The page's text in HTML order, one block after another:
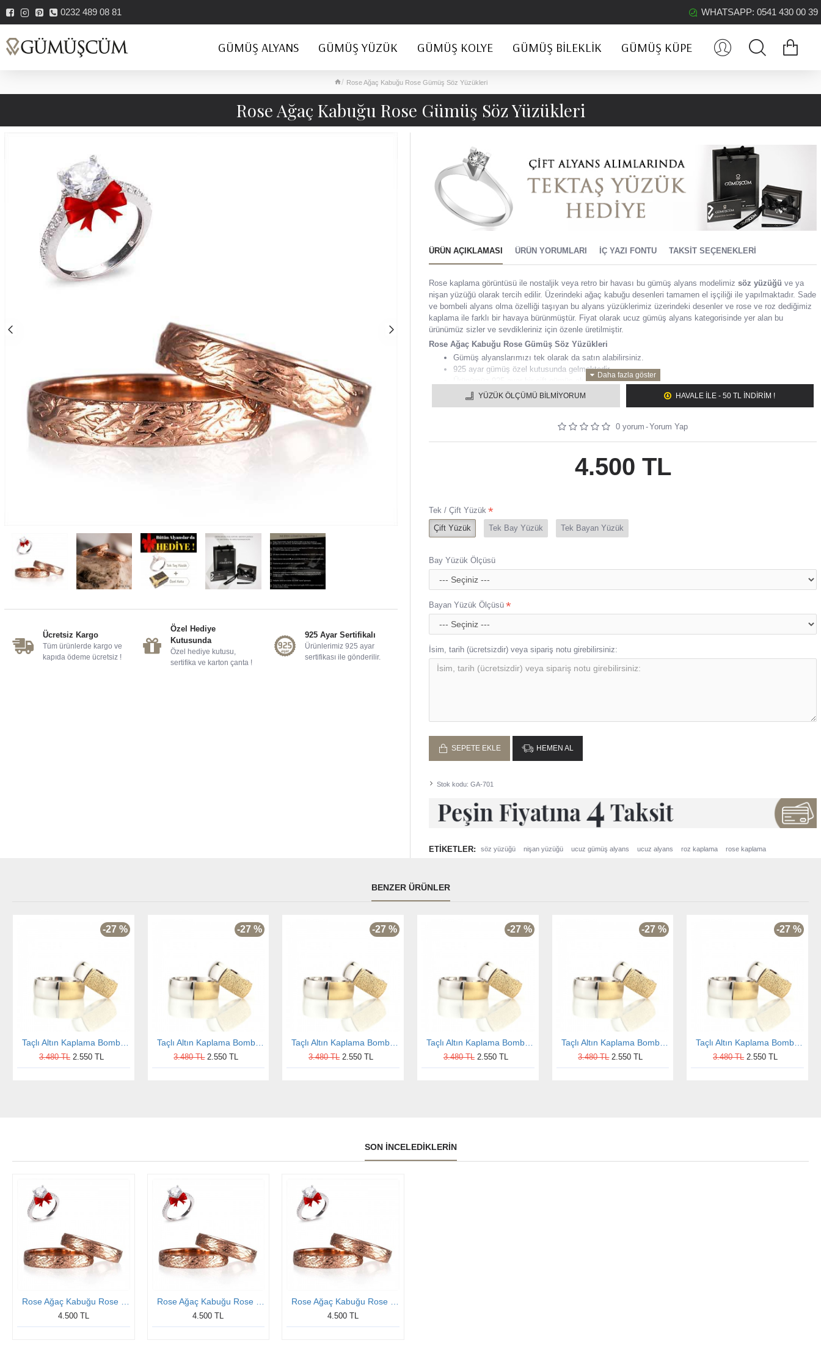
0232 489 08 81 WHATSAPP: 0541 430 00 39
GÜMÜŞ ALYANS GÜMÜŞ YÜZÜK GÜMÜŞ KOLYE GÜMÜŞ BILEKLIK GÜMÜŞ KÜPE
Rose Ağaç Kabuğu Rose Gümüş Söz Yüzükleri
Rose Ağaç Kabuğu Rose Gümüş Söz Yüzükleri
Ücretsiz Kargo
Tüm ürünlerde kargo ve
kapıda ödeme ücretsiz !
Özel Hediye
Kutusunda
Özel hediye kutusu,
sertifika ve karton çanta !
925 Ayar Sertifikalı
Ürünlerimiz 925 ayar
sertifikası ile gönderilir.
ÜRÜN AÇIKLAMASI ÜRÜN YORUMLARI İÇ YAZI FONTU TAKSIT SEÇENEKLERI
Rose kaplama görüntüsü ile nostaljik veya retro bir havası bu gümüş alyans modelimiz söz yüzüğü ve ya
nişan yüzüğü olarak tercih edilir. Üzerindeki ağaç kabuğu desenleri tamamen el işçiliği ile yapılmaktadır. Sade
ve bombeli alyans olma özelliği taşıyan bu alyans yüzüklerimiz üzerindeki desenler ve rose ve roz dediğimiz
kaplama ile farklı bir havaya bürünmüştür. Fiyat olarak ucuz gümüş alyans kategorisinde yer alan bu
ürünümüz sizler ve sevdikleriniz için özenle üretilmiştir.
Rose Ağaç Kabuğu Rose Gümüş Söz Yüzükleri
Gümüş alyanslarımızı tek olarak da satın alabilirsiniz.
925 ayar gümüş özel kutusunda gelmektedir.
Ürünümüz 925 ayar bir çift gümüş alyanstır.
Taşlı tüm ürünlerimizde 1. sınıf zirkon taşlar kullanılmaktadır.
Gümüş alyanslar içine yazılmasını istediğiniz yazı varsa, not kısmına bay, bayan olarak ayrı yazınız.
Yüzük ölçüsü konusunda veya başka bir sorun ile karşılaşırsanız lütfen müşteri temsilcimiz ile irtibata
YÜZÜK ÖLÇÜMÜ BILMIYORUM HAVALE ILE - 50 TL İNDİRİM !
Stok kodu: GA-701
0 yorum -Yorum Yap
4.500 TL
Tek / Çift Yüzük
Çift Yüzük
Tek Bay Yüzük Tek Bayan Yüzük
Bay Yüzük Ölçüsü
Bayan Yüzük Ölçüsü
İsim, tarih (ücretsizdir) veya sipariş notu girebilirsiniz:
SEPETE EKLE HEMEN AL
ETIKETLER: söz yüzüğü nişan yüzüğü ucuz gümüş alyans ucuz alyans roz kaplama rose kaplama
BENZER ÜRÜNLER
-27 %
3.480 TL 2.550 TL
-27 %
Taçlı Altın Kaplama Bombeli Bayan Gümüş Alyans
3.480 TL 2.550 TL
-27 %
3.480 TL 2.550 TL
-27 %
Taçlı Altın Kaplama Bombeli Bayan Gümüş Alyans
3.480 TL 2.550 TL
-27 %
Taçlı Altın Kaplama Bombeli Bay Gümüş Alyans
3.480 TL 2.550 TL
-27 %
3.480 TL 2.550 TL
SON İNCELEDIKLERIN
4.500 TL 4.500 TL 4.500 TL